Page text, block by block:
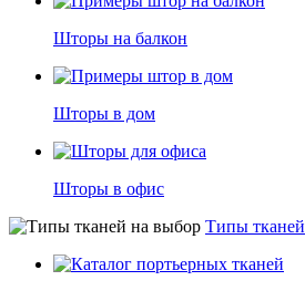
Шторы на балкон
Шторы в дом
Шторы в офис
Типы тканей